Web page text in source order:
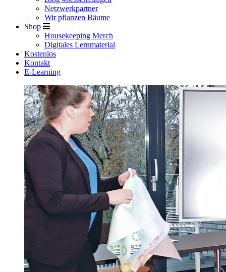
Netzwerkpartner
Wir pflanzen Bäume
Shop
Housekeeping Merch
Digitales Lernmaterial
Kostenlos
Kontakt
E-Learning